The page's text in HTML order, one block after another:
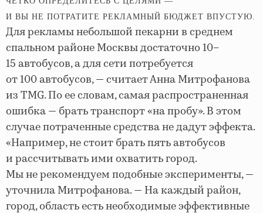
И ВЫ НЕ ПОТРАТИТЕ РЕКЛАМНЫЙ БЮДЖЕТ ВПУСТУЮ.
Для рекламы небольшой пекарни в среднем
спальном районе Москвы достаточно 10–
15 автобусов, а для сети потребуется
от 100 автобусов, — считает Анна Митрофанова
из TMG. По ее словам, самая распространенная
ошибка — брать транспорт «на пробу». В этом
случае потраченные средства не дадут эффекта.
«Например, не стоит брать пять автобусов
и рассчитывать ими охватить город.
Мы не рекомендуем подобные эксперименты, —
уточнила Митрофанова. — На каждый район,
город, область есть необходимые эффективные